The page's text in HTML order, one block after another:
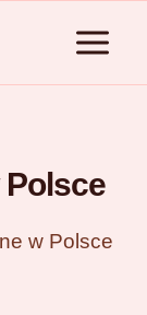
Polsce
w Polsce